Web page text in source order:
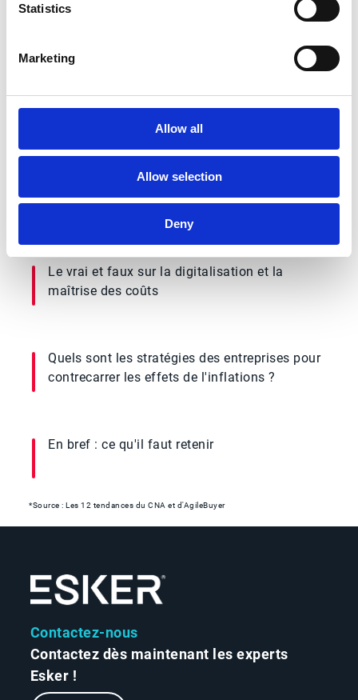
Statistics
Marketing
Allow all
Allow selection
Deny
replay vous offre l'opportunité de vous
exemples concrets partagés par nos experts
sur le thème "digitalisation du Source-to-Pay
des processus achats".
Agenda
Décryptage du chiffre du jour
Le vrai et faux sur la digitalisation et la
maîtrise des coûts
Quels sont les stratégies des entreprises pour
contrecarrer les effets de l'inflations ?
En bref : ce qu'il faut retenir
*Source : Les 12 tendances du CNA et d'AgileBuyer
Contactez-nous
Contactez dès maintenant les experts
Esker !